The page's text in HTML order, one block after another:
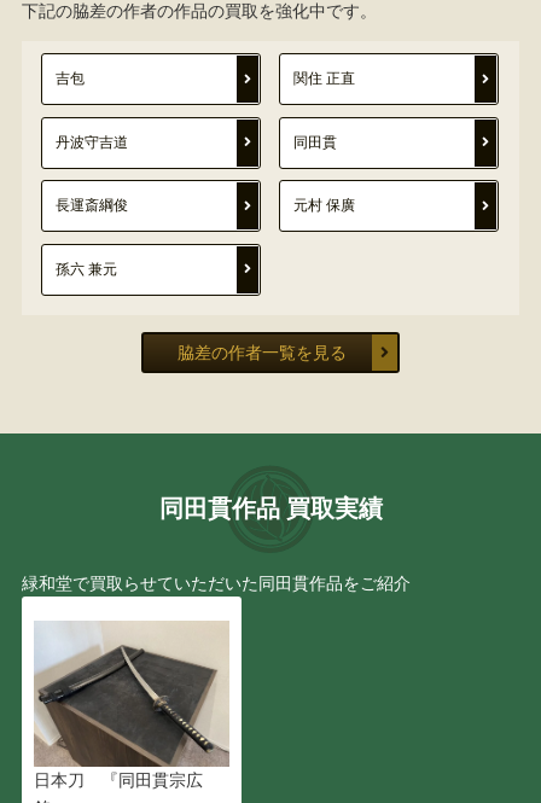
下記の脇差の作者の作品の買取を強化中です。
吉包 関住 正直
丹波守吉道 同田貫
長運斎綱俊 元村 保廣
孫六 兼元
脇差の作者一覧を見る
同田貫作品 買取実績
緑和堂で買取らせていただいた同田貫作品をご紹介
日本刀 『同田貫宗広